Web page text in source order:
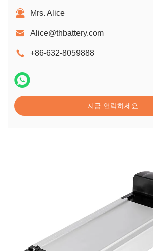
Mrs. Alice
Alice@thbattery.com
+86-632-8059888
지금 연락하세요